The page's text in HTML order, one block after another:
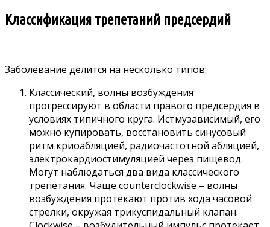
Классификация трепетаний предсердий
Заболевание делится на несколько типов:
Классический, волны возбуждения
прогрессируют в области правого предсердия в
условиях типичного круга. Истмузависимый, его
можно купировать, восстановить синусовый
ритм криоабляцией, радиочастотной абляцией,
электрокардиостимуляцией через пищевод.
Могут наблюдаться два вида классического
трепетания. Чаще counterclockwise – волны
возбуждения протекают против хода часовой
стрелки, окружая трикуспидальный клапан.